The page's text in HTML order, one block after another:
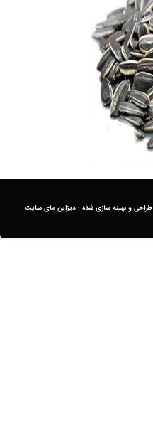
طراحی و بهینه سازی شده : دیزاین مای سایت